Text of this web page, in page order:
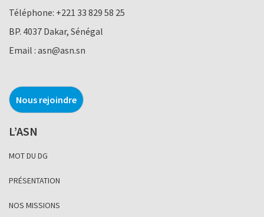
Téléphone: +221 33 829 58 25
BP. 4037 Dakar, Sénégal
Email : asn@asn.sn
Nous rejoindre
L’ASN
MOT DU DG
PRÉSENTATION
NOS MISSIONS